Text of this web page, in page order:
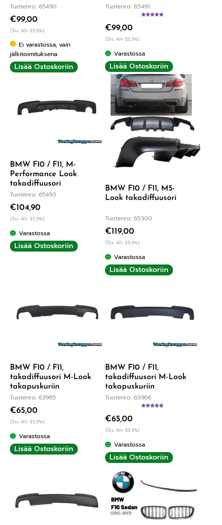
Tuotenro: 65490
€99,00
(Sis. Alv 25,5%)
Ei varastossa, vain
jälkitoimituksena
Lisää Ostoskoriin
Tuotenro: 65491
€99,00
(Sis. Alv 25,5%)
Varastossa
Lisää Ostoskoriin
BMW F10 / F11, M-
Performance Look
takadiffuusori
Tuotenro: 65493
€104,90
(Sis. Alv 25,5%)
Varastossa
Lisää Ostoskoriin
BMW F10 / F11, M5-
Look takadiffuusori
Tuotenro: 65300
€119,00
(Sis. Alv 25,5%)
Varastossa
Lisää Ostoskoriin
BMW F10 / F11,
takadiffuusori M-Look
takapuskuriin
Tuotenro: 63965
€65,00
(Sis. Alv 25,5%)
Varastossa
Lisää Ostoskoriin
BMW F10 / F11,
takadiffuusori M-Look
takapuskuriin
Tuotenro: 63966
€65,00
(Sis. Alv 25,5%)
Varastossa
Lisää Ostoskoriin